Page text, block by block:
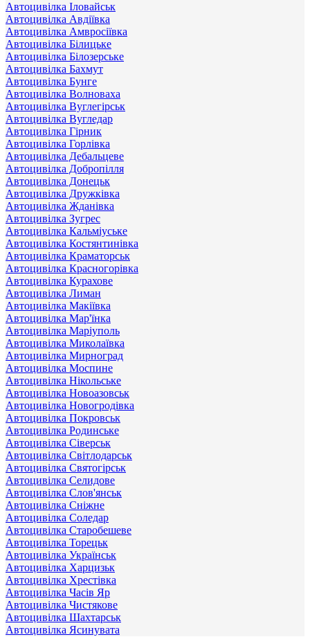
Автоцивілка Іловайськ
Автоцивілка Авдіївка
Автоцивілка Амвросіївка
Автоцивілка Білицьке
Автоцивілка Білозерське
Автоцивілка Бахмут
Автоцивілка Бунге
Автоцивілка Волноваха
Автоцивілка Вуглегірськ
Автоцивілка Вугледар
Автоцивілка Гірник
Автоцивілка Горлівка
Автоцивілка Дебальцеве
Автоцивілка Добропілля
Автоцивілка Донецьк
Автоцивілка Дружківка
Автоцивілка Жданівка
Автоцивілка Зугрес
Автоцивілка Кальміуське
Автоцивілка Костянтинівка
Автоцивілка Краматорськ
Автоцивілка Красногорівка
Автоцивілка Курахове
Автоцивілка Лиман
Автоцивілка Макіївка
Автоцивілка Мар'їнка
Автоцивілка Маріуполь
Автоцивілка Миколаївка
Автоцивілка Мирноград
Автоцивілка Моспине
Автоцивілка Нікольське
Автоцивілка Новоазовськ
Автоцивілка Новогродівка
Автоцивілка Покровськ
Автоцивілка Родинське
Автоцивілка Сіверськ
Автоцивілка Світлодарськ
Автоцивілка Святогірськ
Автоцивілка Селидове
Автоцивілка Слов'янськ
Автоцивілка Сніжне
Автоцивілка Соледар
Автоцивілка Старобешеве
Автоцивілка Торецьк
Автоцивілка Українськ
Автоцивілка Харцизьк
Автоцивілка Хрестівка
Автоцивілка Часів Яр
Автоцивілка Чистякове
Автоцивілка Шахтарськ
Автоцивілка Ясинувата